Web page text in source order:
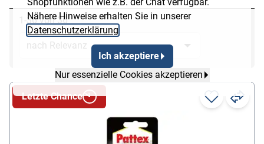
Nähere Hinweise erhalten Sie in unserer
Datenschutzerklärung
Ich akzeptiere
Nur essenzielle Cookies akzeptieren
1-36 von 36
Letzte Chance